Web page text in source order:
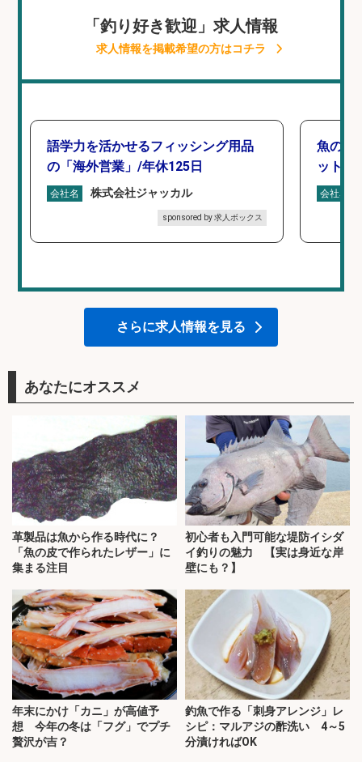
「釣り好き歓迎」求人情報
求人情報を掲載希望の方はコチラ
語学力を活かせるフィッシング用品
の「海外営業」/年休125日
会社名 株式会社ジャッカル
sponsored by 求人ボックス
魚の「
ットを
会社名
さらに求人情報を見る
あなたにオススメ
革製品は魚から作る時代に？
「魚の皮で作られたレザー」に
集まる注目
初心者も入門可能な堤防イシダ
イ釣りの魅力 【実は身近な岸
壁にも？】
年末にかけ「カニ」が高値予
想 今年の冬は「フグ」でプチ
贅沢が吉？
釣魚で作る「刺身アレンジ」レ
シピ：マルアジの酢洗い 4～5
分漬ければOK